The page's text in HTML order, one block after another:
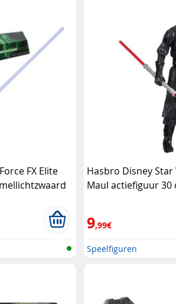
FX Elite
Hasbro Disney
Maul actiefiguur 30
9,99€
Speelfiguren